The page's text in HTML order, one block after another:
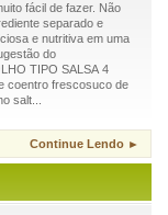
fácil de fazer. Não
separado e
e nutritiva em uma
do
TIPO SALSA 4
coentro frescosuco de
salt...
Continue Lendo ►